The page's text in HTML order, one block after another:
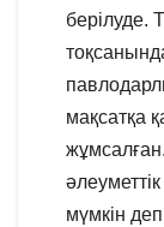
берілуде.
мақсатқа
мүмкін